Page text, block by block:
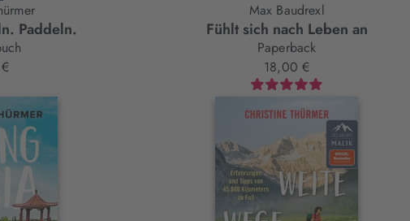
Paddeln.
Max Baudrexl
Fühlt sich nach Leben an
Paperback
18,00 €